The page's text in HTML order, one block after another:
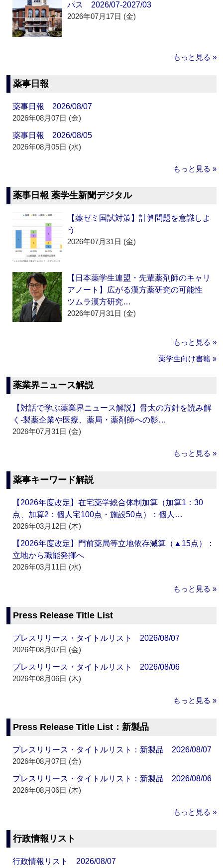
パス 2026/07-2027/03
2026年07月17日 (金)
もっと見る »
薬事日報
薬事日報 2026/08/07
2026年08月07日 (金)
薬事日報 2026/08/05
2026年08月05日 (水)
もっと見る »
薬事日報 薬学生新聞デジタル
【薬ゼミ国試対策】計算問題を意識しよ
う
2026年07月31日 (金)
【日本薬学生連盟・先輩薬剤師のキャリ
アノート】広がる漢方薬研究の可能性
ツムラ漢方研究…
2026年07月31日 (金)
もっと見る »
薬学生向け書籍 »
薬業界ニュース解説
【対話で学ぶ薬業界ニュース解説】骨太の方針を読み解
く‐製薬企業や医療、薬局・薬剤師への影…
2026年07月31日 (金)
もっと見る »
薬事キーワード解説
【2026年度改定】在宅薬学総合体制加算（加算1：30
点、加算2：個人宅100点・施設50点）：個人…
2026年03月12日 (木)
【2026年度改定】門前薬局等立地依存減算（▲15点）：
立地から職能発揮へ
2026年03月11日 (水)
もっと見る »
Press Release Title List
プレスリリース・タイトルリスト 2026/08/07
2026年08月07日 (金)
プレスリリース・タイトルリスト 2026/08/06
2026年08月06日 (木)
もっと見る »
Press Release Title List：新製品
プレスリリース・タイトルリスト：新製品 2026/08/07
2026年08月07日 (金)
プレスリリース・タイトルリスト：新製品 2026/08/06
2026年08月06日 (木)
もっと見る »
行政情報リスト
行政情報リスト 2026/08/07